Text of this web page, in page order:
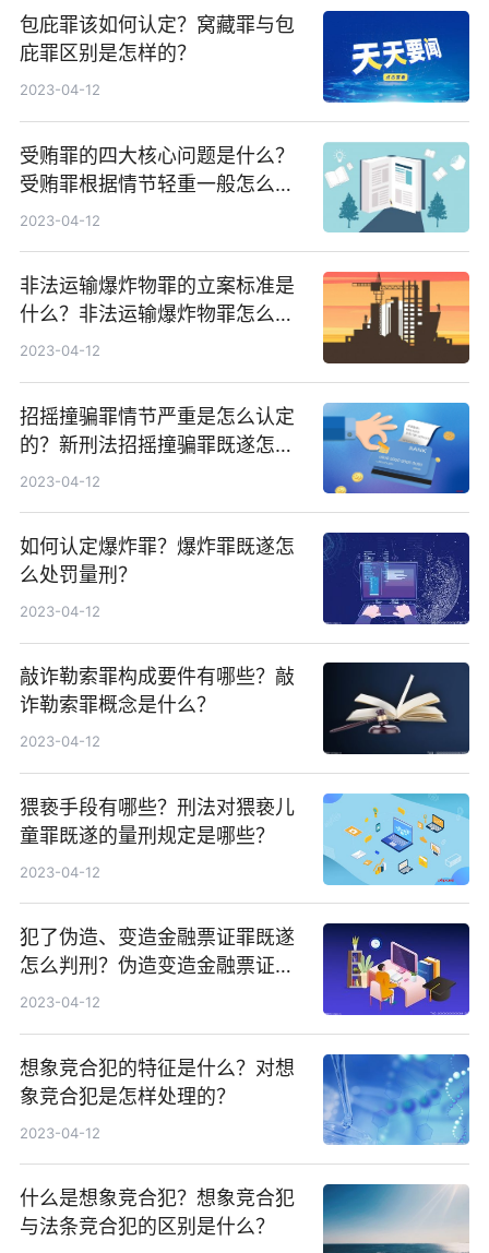
包庇罪该如何认定？窝藏罪与包
庇罪区别是怎样的？
2023-04-12
受贿罪的四大核心问题是什么？
受贿罪根据情节轻重一般怎么处
罚？
2023-04-12
非法运输爆炸物罪的立案标准是
什么？非法运输爆炸物罪怎么判
刑？
2023-04-12
招摇撞骗罪情节严重是怎么认定
的？新刑法招摇撞骗罪既遂怎么
判？
2023-04-12
如何认定爆炸罪？爆炸罪既遂怎
么处罚量刑？
2023-04-12
敲诈勒索罪构成要件有哪些？敲
诈勒索罪概念是什么？
2023-04-12
猥亵手段有哪些？刑法对猥亵儿
童罪既遂的量刑规定是哪些？
2023-04-12
犯了伪造、变造金融票证罪既遂
怎么判刑？伪造变造金融票证罪
司法解释是什么？
2023-04-12
想象竞合犯的特征是什么？对想
象竞合犯是怎样处理的？
2023-04-12
什么是想象竞合犯？想象竞合犯
与法条竞合犯的区别是什么？